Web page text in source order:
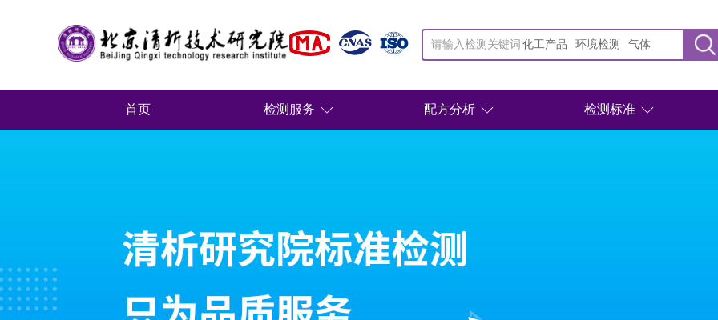
化工产品 环境检测 气体
首页 检测服务 配方分析 检测标准